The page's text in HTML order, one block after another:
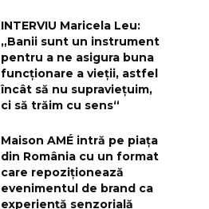
INTERVIU Maricela Leu:
„Banii sunt un instrument
pentru a ne asigura buna
funcționare a vieții, astfel
încât să nu supraviețuim,
ci să trăim cu sens“
Maison AMÉ intră pe piața
din România cu un format
care repoziționează
evenimentul de brand ca
experiență senzorială